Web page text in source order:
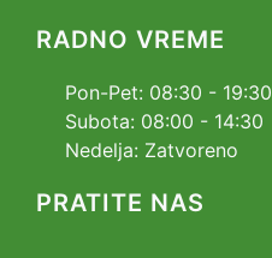
RADNO VREME
Pon-Pet: 08:30 - 19:30
Subota: 08:00 - 14:30
Nedelja: Zatvoreno
PRATITE NAS